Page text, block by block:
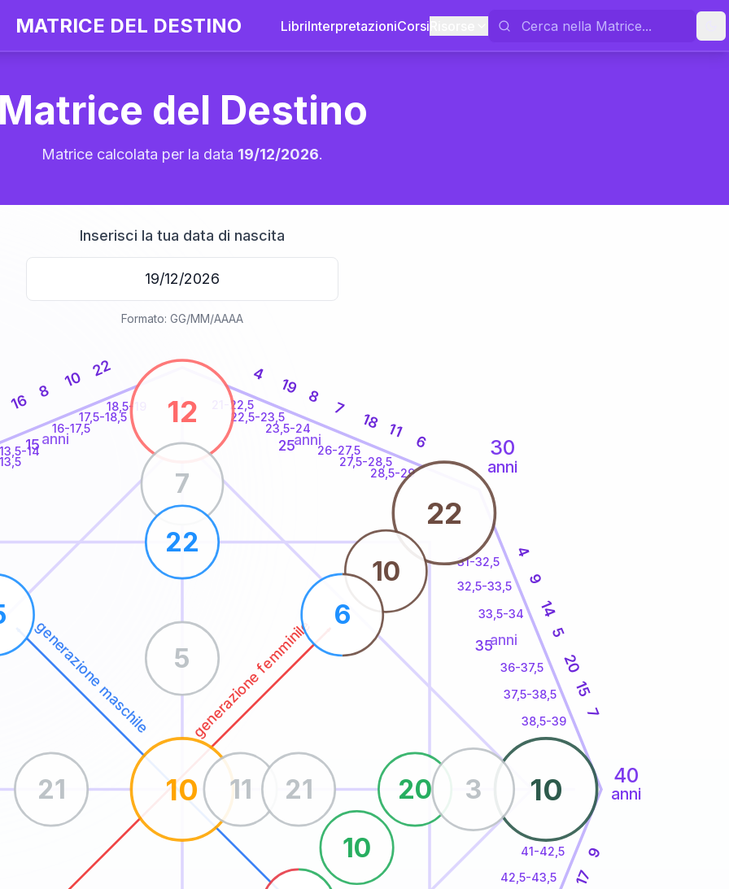
MATRICE DEL DESTINO LibriInterpretazioniCorsi
Matrice del Destino
Matrice calcolata per la data 19/12/2026.
Inserisci la tua data di nascita
Formato: GG/MM/AAAA
generazione maschile generazione femminile
20
30
anni
40
anni
13,5-14
16-17,5
17,5-18,5
18,5-19 21-22,5
22,5-23,5
23,5-24
26-27,5
27,5-28,5
28,5-29
31-32,5
32,5-33,5
33,5-34
36-37,5
37,5-38,5
38,5-39
41-42,5
42,5-43,5
16 8
10 22 4
19 8
7
18 11
6
4
9
14
5
20
15
7
9
17
12
10
10
22
10
20
7
3
22
11 21
21
5
10
6
15anni 25anni
35anni